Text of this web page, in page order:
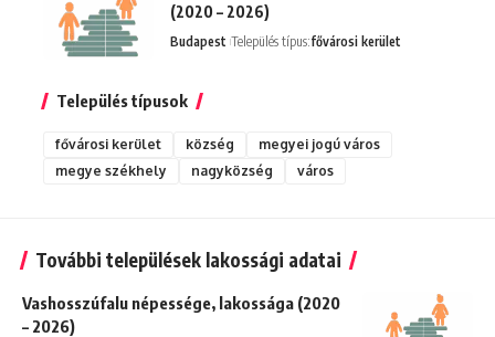
(2020 – 2026)
Budapest Település típus:fővárosi kerület
Település típusok
fővárosi kerület község
megyei jogú város
megye székhely
nagyközség város
További települések lakossági adatai
Vashosszúfalu népessége, lakossága (2020
– 2026)